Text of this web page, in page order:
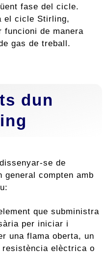
fase del cicle.
el cicle Stirling,
funcioni de manera
gas de treball.
dun
se de
general compten amb
que subministra
per iniciar i
una flama oberta, un
elèctrica o